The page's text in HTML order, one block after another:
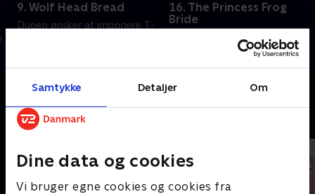
Samtykke Detaljer Om
Dine data og cookies
Vi bruger egne cookies og cookies fra
9. Wolf Head Bread
Duoen ønsker at imponere T-
21. februar 2023 • 21 min
16. The Princess Frog
Bride
Duoen skal redde Jelly fra
Oonski den Store; drengene
21. februar 2023 • 21 min
Andre så også